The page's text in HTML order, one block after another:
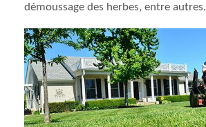
démoussage des herbes, entre autres.